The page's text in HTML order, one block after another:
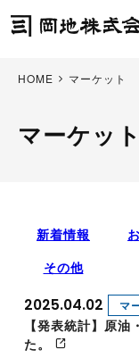
HOME マーケット
マーケッ
新着情報
その他
2025.04.02 マ
【発表統計】原
た。